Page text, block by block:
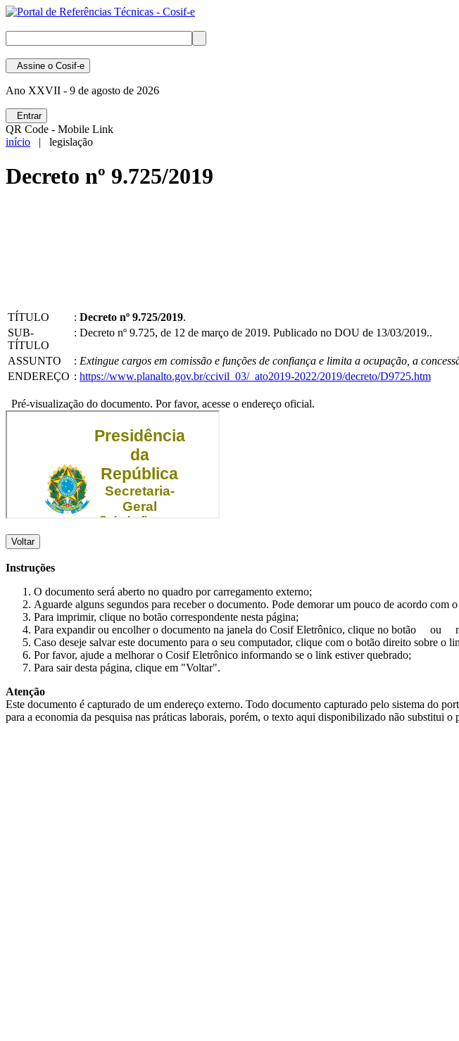
Assine o Cosif-e
Ano XXVII - 9 de agosto de 2026
Entrar
QR Code - Mobile Link
início | legislação
Decreto nº 9.725/2019
TÍTULO : Decreto nº 9.725/2019.
SUB-
TÍTULO
: Decreto nº 9.725, de 12 de março de 2019. Publicado no DOU de 13/03/2019..
ASSUNTO : Extingue cargos em comissão e funções de confiança e limita a ocupação, a
ENDEREÇO : https://www.planalto.gov.br/ccivil_03/_ato2019-2022/2019/decreto/D9725.htm
Pré-visualização do documento. Por favor, acesse o endereço oficial.
Voltar
Instruções
O documento será aberto no quadro por carregamento externo;
Aguarde alguns segundos para receber o documento. Pode demorar um pouco de acordo com
Para imprimir, clique no botão correspondente nesta página;
Para expandir ou encolher o documento na janela do Cosif Eletrônico, clique no botão
ou
Caso deseje salvar este documento para o seu computador, clique com o botão direito sobre
Por favor, ajude a melhorar o Cosif Eletrônico informando se o link estiver quebrado;
Para sair desta página, clique em "Voltar".
Atenção
Este documento é capturado de um endereço externo. Todo documento capturado pelo sistema do
para a economia da pesquisa nas práticas laborais, porém, o texto aqui disponibilizado não substitui